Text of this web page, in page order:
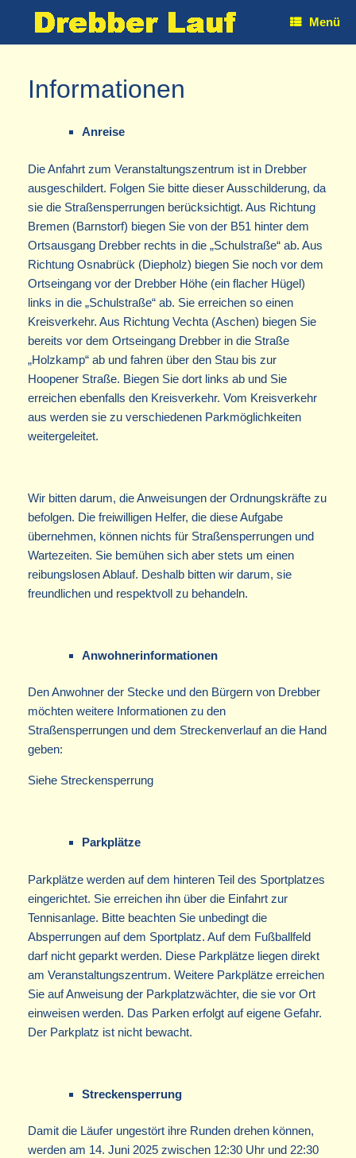
Menü
Informationen
Anreise
Die Anfahrt zum Veranstaltungszentrum ist in Drebber
ausgeschildert. Folgen Sie bitte dieser Ausschilderung, da
sie die Straßensperrungen berücksichtigt. Aus Richtung
Bremen (Barnstorf) biegen Sie von der B51 hinter dem
Ortsausgang Drebber rechts in die „Schulstraße“ ab. Aus
Richtung Osnabrück (Diepholz) biegen Sie noch vor dem
Ortseingang vor der Drebber Höhe (ein flacher Hügel)
links in die „Schulstraße“ ab. Sie erreichen so einen
Kreisverkehr. Aus Richtung Vechta (Aschen) biegen Sie
bereits vor dem Ortseingang Drebber in die Straße
„Holzkamp“ ab und fahren über den Stau bis zur
Hoopener Straße. Biegen Sie dort links ab und Sie
erreichen ebenfalls den Kreisverkehr. Vom Kreisverkehr
aus werden sie zu verschiedenen Parkmöglichkeiten
weitergeleitet.
Wir bitten darum, die Anweisungen der Ordnungskräfte zu
befolgen. Die freiwilligen Helfer, die diese Aufgabe
übernehmen, können nichts für Straßensperrungen und
Wartezeiten. Sie bemühen sich aber stets um einen
reibungslosen Ablauf. Deshalb bitten wir darum, sie
freundlichen und respektvoll zu behandeln.
Anwohnerinformationen
Den Anwohner der Stecke und den Bürgern von Drebber
möchten weitere Informationen zu den
Straßensperrungen und dem Streckenverlauf an die Hand
geben:
Siehe Streckensperrung
Parkplätze
Parkplätze werden auf dem hinteren Teil des Sportplatzes
eingerichtet. Sie erreichen ihn über die Einfahrt zur
Tennisanlage. Bitte beachten Sie unbedingt die
Absperrungen auf dem Sportplatz. Auf dem Fußballfeld
darf nicht geparkt werden. Diese Parkplätze liegen direkt
am Veranstaltungszentrum. Weitere Parkplätze erreichen
Sie auf Anweisung der Parkplatzwächter, die sie vor Ort
einweisen werden. Das Parken erfolgt auf eigene Gefahr.
Der Parkplatz ist nicht bewacht.
Streckensperrung
Damit die Läufer ungestört ihre Runden drehen können,
werden am 14. Juni 2025 zwischen 12:30 Uhr und 22:30